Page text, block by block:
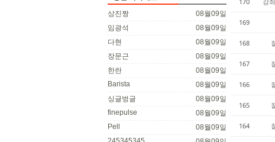
08월09일
상진짱
08월09일
임광석
08월09일
다현
08월09일
장문근
08월09일
한란
08월09일
Barista
08월09일
싱글벙글
08월09일
finepulse
08월09일
Pell
169
168
167
166
165
164